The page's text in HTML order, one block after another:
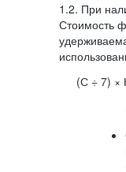
1.2. При
Стоимость
(С ÷ 7) ×